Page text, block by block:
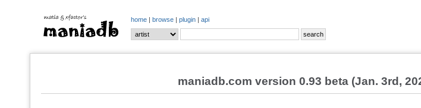
home | browse | plugin | api
maniadb.com version 0.93 beta (Jan. 3rd,